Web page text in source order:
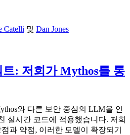
Catelli 및 Dan Jones
트: 저희가 Mythos를 통
와 다른 보안 중심의 LLM을 인
실시간 코드에 적용했습니다. 저희
과 약점, 이러한 모델이 확장되기